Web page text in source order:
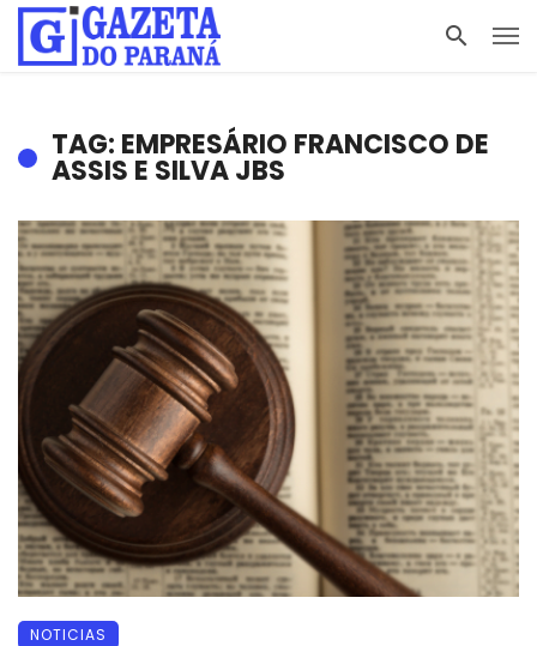
TAG: EMPRESÁRIO FRANCISCO DE
ASSIS E SILVA JBS
NOTICIAS